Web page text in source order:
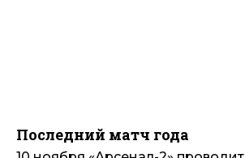
Последний матч года